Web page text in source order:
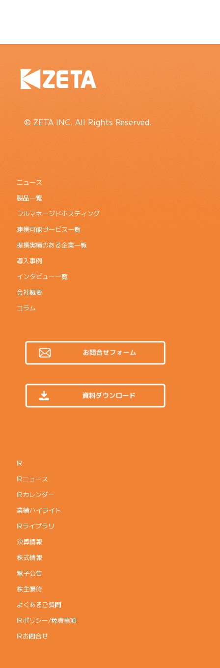
© ZETA INC. All Rights Reserved.
ニュース
製品一覧
フルマネージドホスティング
連携可能サービス一覧
提携実績のある企業一覧
導入事例
インタビュー一覧
会社概要
コラム
IR
IRニュース
IRカレンダー
業績ハイライト
IRライブラリ
決算情報
株式情報
電子公告
株主優待
よくあるご質問
IRポリシー/免責事項
IRお問合せ